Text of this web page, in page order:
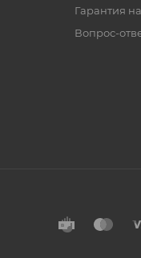
Гарантия
Вопрос-